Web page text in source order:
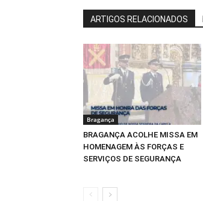
ARTIGOS RELACIONADOS
Bragança
BRAGANÇA ACOLHE MISSA EM
HOMENAGEM ÀS FORÇAS E
SERVIÇOS DE SEGURANÇA